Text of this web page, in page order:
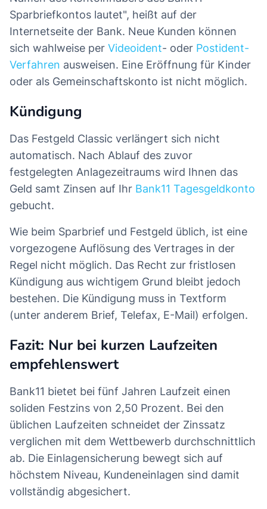
Sparbriefkontos lautet", heißt auf der
Internetseite der Bank. Neue Kunden können
sich wahlweise per Videoident- oder Postident-
Verfahren ausweisen. Eine Eröffnung für Kinder
oder als Gemeinschaftskonto ist nicht möglich.
Kündigung
Das Festgeld Classic verlängert sich nicht
automatisch. Nach Ablauf des zuvor
festgelegten Anlagezeitraums wird Ihnen das
Geld samt Zinsen auf Ihr Bank11 Tagesgeldkonto
gebucht.
Wie beim Sparbrief und Festgeld üblich, ist eine
vorgezogene Auflösung des Vertrages in der
Regel nicht möglich. Das Recht zur fristlosen
Kündigung aus wichtigem Grund bleibt jedoch
bestehen. Die Kündigung muss in Textform
(unter anderem Brief, Telefax, E-Mail) erfolgen.
Fazit: Nur bei kurzen Laufzeiten
empfehlenswert
Bank11 bietet bei fünf Jahren Laufzeit einen
soliden Festzins von 2,50 Prozent. Bei den
üblichen Laufzeiten schneidet der Zinssatz
verglichen mit dem Wettbewerb durchschnittlich
ab. Die Einlagensicherung bewegt sich auf
höchstem Niveau, Kundeneinlagen sind damit
vollständig abgesichert.